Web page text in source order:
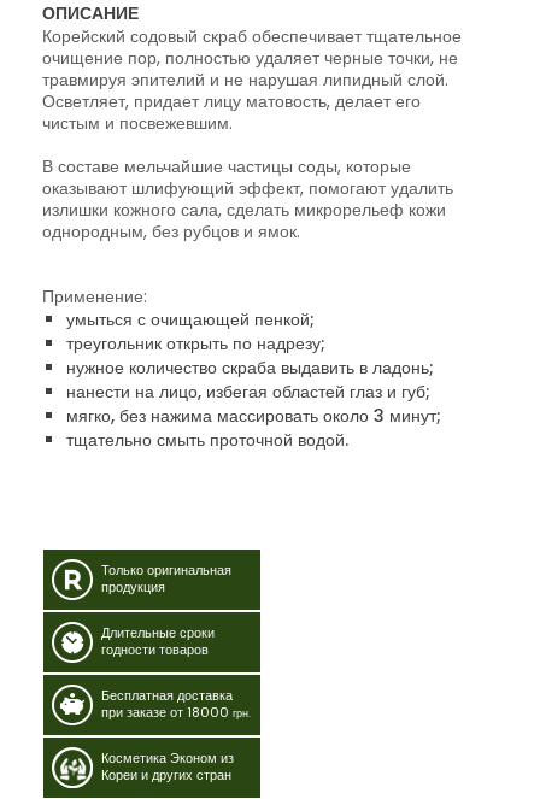
ОПИСАНИЕ
Корейский содовый скраб обеспечивает тщательное
очищение пор, полностью удаляет черные точки, не
травмируя эпителий и не нарушая липидный слой.
Осветляет, придает лицу матовость, делает его
чистым и посвежевшим.
В составе мельчайшие частицы соды, которые
оказывают шлифующий эффект, помогают удалить
излишки кожного сала, сделать микрорельеф кожи
однородным, без рубцов и ямок.
Применение:
умыться с очищающей пенкой;
треугольник открыть по надрезу;
нужное количество скраба выдавить в ладонь;
нанести на лицо, избегая областей глаз и губ;
мягко, без нажима массировать около 3 минут;
тщательно смыть проточной водой.
Только оригинальная
продукция
Длительные сроки
годности товаров
Бесплатная доставка
при заказе от 18000 грн.
Косметика Эконом из
Кореи и других стран